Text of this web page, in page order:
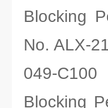
Blocking
No. ALX-
049-C100
Blocking